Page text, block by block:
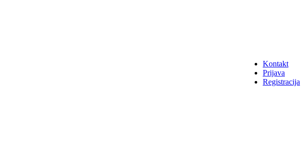
Kontakt
Prijava
Registracija